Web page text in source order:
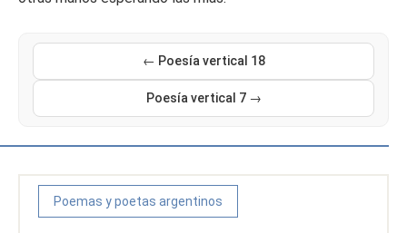
← Poesía vertical 18
Poesía vertical 7 →
Poemas y poetas argentinos